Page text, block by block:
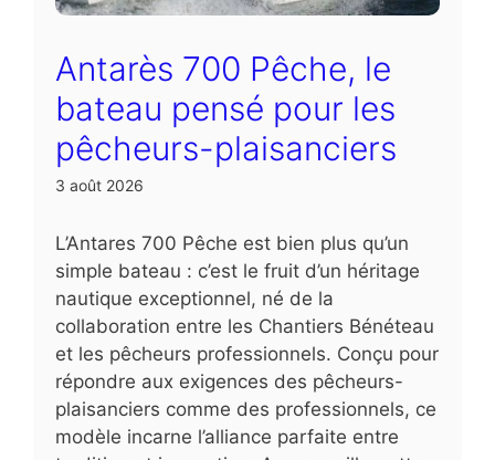
Antarès 700 Pêche, le
bateau pensé pour les
pêcheurs-plaisanciers
3 août 2026
L’Antares 700 Pêche est bien plus qu’un
simple bateau : c’est le fruit d’un héritage
nautique exceptionnel, né de la
collaboration entre les Chantiers Bénéteau
et les pêcheurs professionnels. Conçu pour
répondre aux exigences des pêcheurs-
plaisanciers comme des professionnels, ce
modèle incarne l’alliance parfaite entre